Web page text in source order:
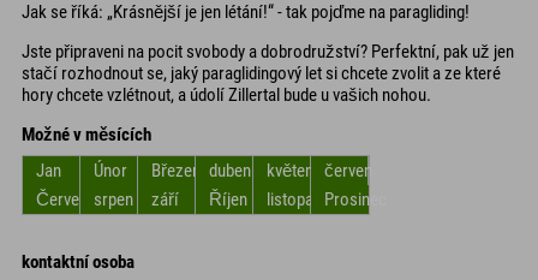
Jak se říká: „Krásnější je jen létání!“ - tak pojďme na paragliding!
Jste připraveni na pocit svobody a dobrodružství? Perfektní, pak už jen
stačí rozhodnout se, jaký paraglidingový let si chcete zvolit a ze které
hory chcete vzlétnout, a údolí Zillertal bude u vašich nohou.
Možné v měsících
Jan
Únor Březen duben květen
červen
Červenecsrpen září Říjen listopad Prosinec
kontaktní osoba